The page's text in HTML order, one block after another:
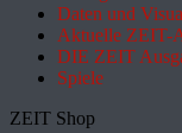
Daten und
Aktuelle ZEIT-
DIE ZEIT
Spiele
ZEIT Shop